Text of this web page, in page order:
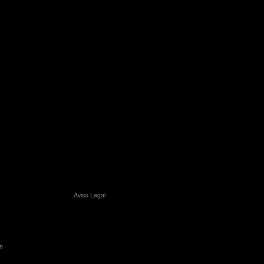
Aviso Legal